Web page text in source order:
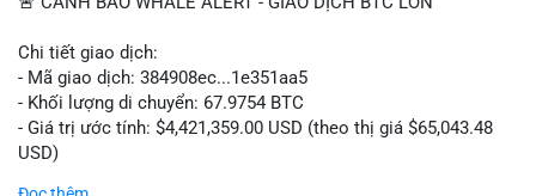
Chi tiết giao dịch:
- Mã giao dịch: 384908ec...1e351aa5
- Khối lượng di chuyển: 67.9754 BTC
- Giá trị ước tính: $4,421,359.00 USD (theo thị giá $65,043.48
USD)